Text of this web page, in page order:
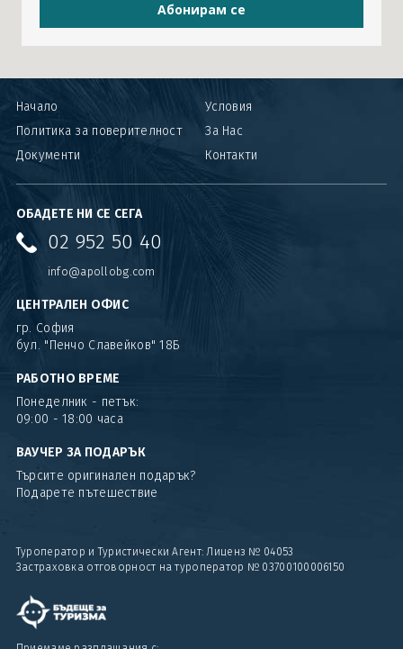
Абонирам се
Начало
Условия
Политика за поверителност
За Нас
Документи
Контакти
ОБАДЕТЕ НИ СЕ СЕГА
02 952 50 40
info@apollobg.com
ЦЕНТРАЛЕН ОФИС
гр. София
бул. "Пенчо Славейков" 18Б
РАБОТНО ВРЕМЕ
Понеделник - петък:
09:00 - 18:00 часа
ВАУЧЕР ЗА ПОДАРЪК
Търсите оригинален подарък?
Подарете пътешествие
Туроператор и Туристически Агент: Лиценз № 04053
Застраховка отговорност на туроператор № 03700100006150